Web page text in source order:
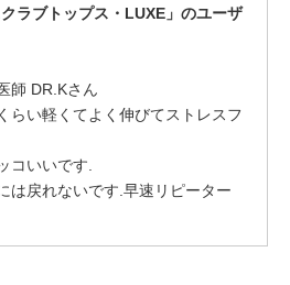
ラブトップス・LUXE」のユーザ
師 DR.Kさん
らい軽くてよく伸びてストレスフ
コいいです.
は戻れないです.早速リピーター